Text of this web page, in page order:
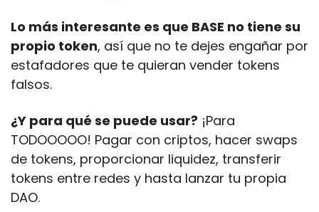
Lo más interesante es que BASE no tiene su
propio token, así que no te dejes engañar por
estafadores que te quieran vender tokens
falsos.
¿Y para qué se puede usar? ¡Para
TODOOOOO! Pagar con criptos, hacer swaps
de tokens, proporcionar liquidez, transferir
tokens entre redes y hasta lanzar tu propia
DAO.